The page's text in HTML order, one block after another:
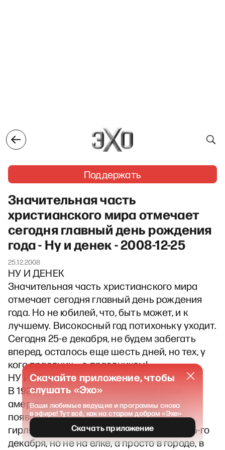
Поддержать
Значительная часть
христианского мира отмечает
сегодня главный день рождения
года - Ну и денек - 2008-12-25
25.12.2008
НУ И ДЕНЕК
Значительная часть христианского мира
отмечает сегодня главный день рождения
года. Но не юбилей, что, быть может, и к
лучшему. Високосный год потихоньку уходит.
Сегодня 25-е декабря, не будем забегать
вперед, осталось еще шесть дней, но тех, у
кого праздник – с праздником!
НУ И ДЕНЕК
В 1923-ем в этот день на главной елке
американского Белого дома впервые
появилась и зажглась электрическая
гирлянда. В российской столице, тоже 25-го
декабря, но не на елке, а просто в городе, в
Скачайте приложение, чтобы
слушать «Эхо»
Ваши любимые ведущие и программы снова
в эфире! Тут всё, как на старом добром «Эхе»
Скачать приложение